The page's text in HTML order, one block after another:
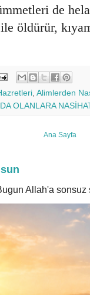
de
öldürür,
Alimlerden
OLANLARA
Ana Sayfa
Allah'a